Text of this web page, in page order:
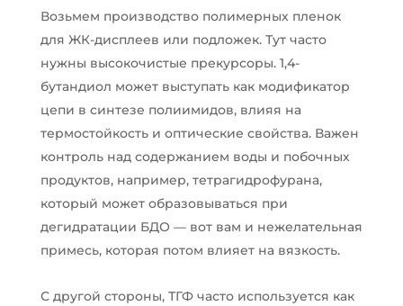
Возьмем производство полимерных пленок
для ЖК-дисплеев или подложек. Тут часто
нужны высокочистые прекурсоры. 1,4-
бутандиол может выступать как модификатор
цепи в синтезе полиимидов, влияя на
термостойкость и оптические свойства. Важен
контроль над содержанием воды и побочных
продуктов, например, тетрагидрофурана,
который может образовываться при
дегидратации БДО — вот вам и нежелательная
примесь, которая потом влияет на вязкость.
С другой стороны, ТГФ часто используется как